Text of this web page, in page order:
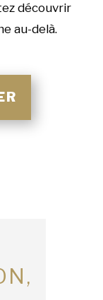
découvrir
au-delà.